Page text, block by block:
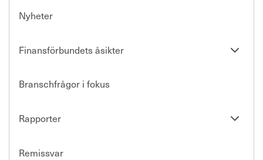
Nyheter
Finansförbundets åsikter
Se
Branschfrågor i fokus
Rapporter
Se
Remissvar